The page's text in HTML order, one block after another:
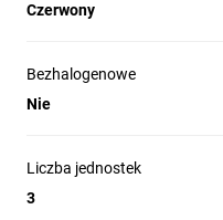
Czerwony
Bezhalogenowe
Nie
Liczba jednostek
3